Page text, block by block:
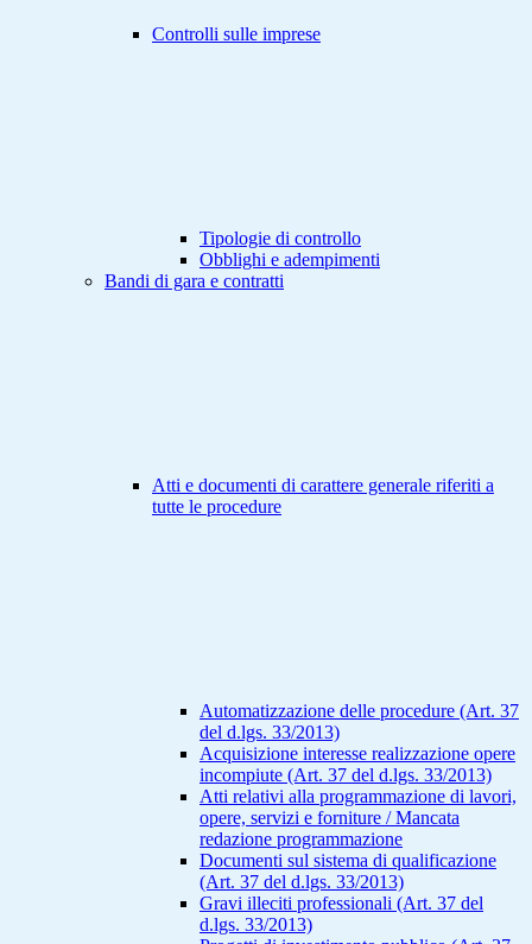
Controlli sulle imprese
Tipologie di controllo
Obblighi e adempimenti
Bandi di gara e contratti
Atti e documenti di carattere generale riferiti a
tutte le procedure
Automatizzazione delle procedure (Art. 37
del d.lgs. 33/2013)
Acquisizione interesse realizzazione opere
incompiute (Art. 37 del d.lgs. 33/2013)
Atti relativi alla programmazione di lavori,
opere, servizi e forniture / Mancata
redazione programmazione
Documenti sul sistema di qualificazione
(Art. 37 del d.lgs. 33/2013)
Gravi illeciti professionali (Art. 37 del
d.lgs. 33/2013)